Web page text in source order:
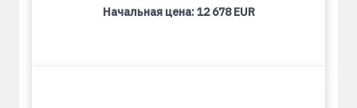
Начальная цена:12 678 EUR